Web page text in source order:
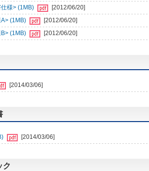
様> (1MB)
[2012/06/20]
(1MB)
[2012/06/20]
(1MB)
[2012/06/20]
[2014/03/06]
[2014/03/06]
ク